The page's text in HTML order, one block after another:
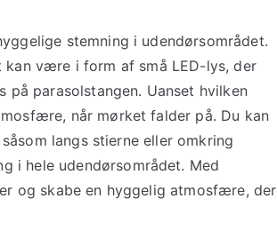
stemning i udendørsområdet.
være i form af små LED-lys, der
parasolstangen. Uanset hvilken
når mørket falder på. Du kan
langs stierne eller omkring
i hele udendørsområdet. Med
og skabe en hyggelig atmosfære, der